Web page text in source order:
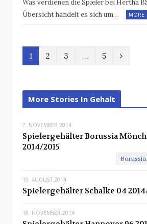
Was verdienen die Spieler bei Hertha
Übersicht handelt es sich um…
MORE
1 2 3 … 5
N
x
t
More Stories In Gehalt
7. NOVEMBER 2014
Spielergehälter Borussia
2014/2015
19. AUGUST 2014
Spielergehälter Schalke 04
18. NOVEMBER 2014